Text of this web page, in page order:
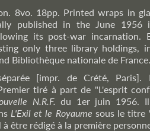
8vo. 18pp. Printed wraps in
published in the June 1956
its post-war incarnation.
only three library holdings,
Bibliothèque nationale de France.
[impr. de Crété, Paris].
tiré à part de "L'esprit
N.R.F. du 1er juin 1956.
L'Exil et le Royaume sous le titre
être rédigé à la première